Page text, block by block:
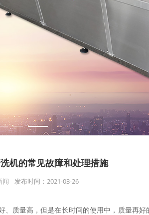
机​的常见故障和处理措施
闻 发布时间：2021-03-26
质量高，但是在长时间的使用中，质量再